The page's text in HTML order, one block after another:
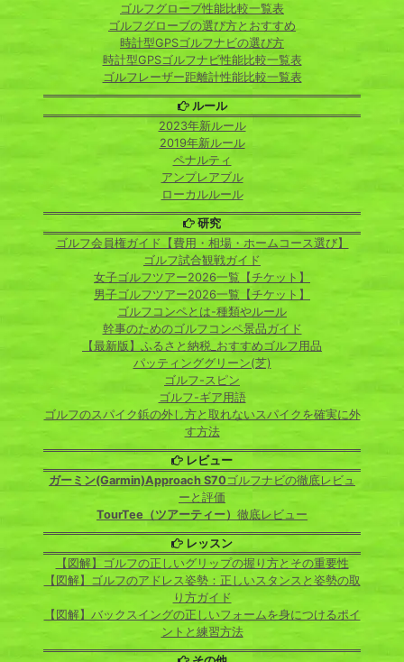
ゴルフグローブ性能比較一覧表
ゴルフグローブの選び方とおすすめ
時計型GPSゴルフナビの選び方
時計型GPSゴルフナビ性能比較一覧表
ゴルフレーザー距離計性能比較一覧表
ルール
2023年新ルール
2019年新ルール
ペナルティ
アンプレアブル
ローカルルール
研究
ゴルフ会員権ガイド【費用・相場・ホームコース選び】
ゴルフ試合観戦ガイド
女子ゴルフツアー2026一覧【チケット】
男子ゴルフツアー2026一覧【チケット】
ゴルフコンペとは-種類やルール
幹事のためのゴルフコンペ景品ガイド
【最新版】ふるさと納税_おすすめゴルフ用品
パッティンググリーン(芝)
ゴルフ-スピン
ゴルフ-ギア用語
ゴルフのスパイク鋲の外し方と取れないスパイクを確実に外
す方法
レビュー
ガーミン(Garmin)Approach S70ゴルフナビの徹底レビュ
ーと評価
TourTee（ツアーティー） 徹底レビュー
レッスン
【図解】ゴルフの正しいグリップの握り方とその重要性
【図解】ゴルフのアドレス姿勢：正しいスタンスと姿勢の取
り方ガイド
【図解】バックスイングの正しいフォームを身につけるポイ
ントと練習方法